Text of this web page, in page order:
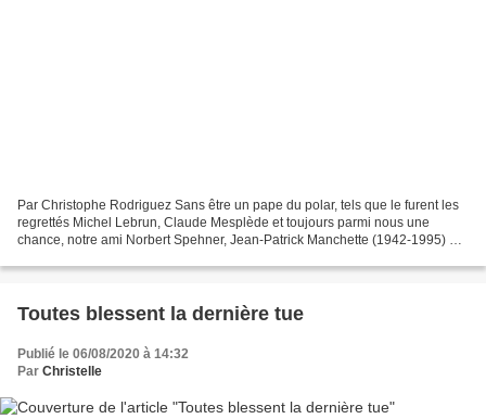
Par Christophe Rodriguez Sans être un pape du polar, tels que le furent les
regrettés Michel Lebrun, Claude Mesplède et toujours parmi nous une
chance, notre ami Norbert Spehner, Jean-Patrick Manchette (1942-1995) a
Toutes blessent la dernière tue
Publié le 06/08/2020 à 14:32
Par Christelle